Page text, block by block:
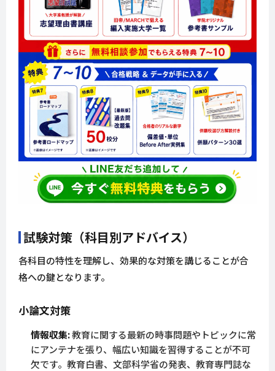
試験対策（科目別アドバイス）
各科目の特性を理解し、効果的な対策を講じることが合
格への鍵となります。
小論文対策
情報収集:教育に関する最新の時事問題やトピックに常
にアンテナを張り、幅広い知識を習得することが不可
欠です。教育白書、文部科学省の発表、教育専門誌な